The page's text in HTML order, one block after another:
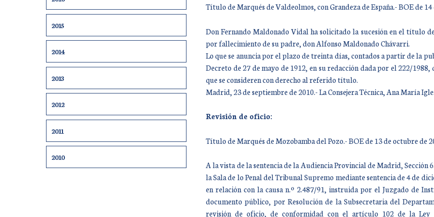
Título de Marqués de Valdeolmos, con Grandeza de España.- BOE de
Don Fernando Maldonado Vidal ha solicitado la sucesión en el título
por fallecimiento de su padre, don Alfonso Maldonado Chávarri.
Lo que se anuncia por el plazo de treinta días, contados a partir de la
Decreto de 27 de mayo de 1912, en su redacción dada por el 222/
que se consideren con derecho al referido título.
Madrid, 23 de septiembre de 2010.- La Consejera Técnica, Ana María
Revisión de oficio:
Título de Marqués de Mozobamba del Pozo.- BOE de 13 de octubre de
A la vista de la sentencia de la Audiencia Provincial de Madrid, Sección
la Sala de lo Penal del Tribunal Supremo mediante sentencia de 4 de
en relación con la causa n.º 2.487/91, instruida por el Juzgado de
documento público, por Resolución de la Subsecretaria del
revisión de oficio, de conformidad con el artículo 102 de la
2015
2014
2013
2012
2011
2010